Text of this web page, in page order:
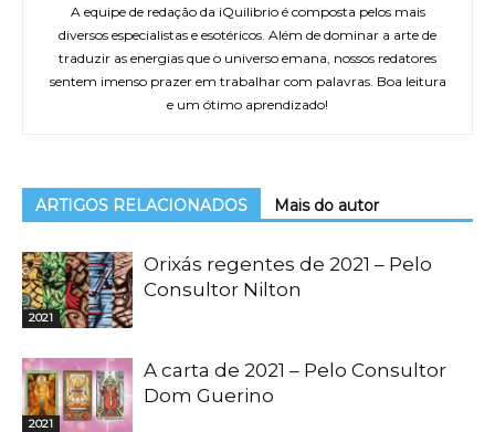
A equipe de redação da iQuilibrio é composta pelos mais
diversos especialistas e esotéricos. Além de dominar a arte de
traduzir as energias que o universo emana, nossos redatores
sentem imenso prazer em trabalhar com palavras. Boa leitura
e um ótimo aprendizado!
ARTIGOS RELACIONADOS Mais do autor
2021
Orixás regentes de 2021 – Pelo
Consultor Nilton
2021
A carta de 2021 – Pelo Consultor
Dom Guerino